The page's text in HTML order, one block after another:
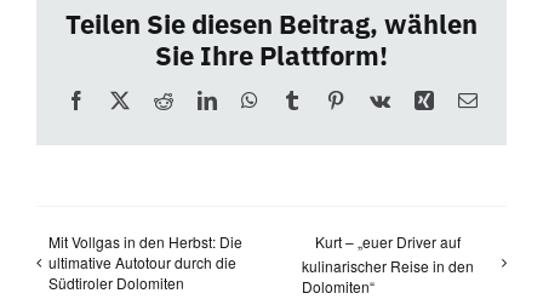
Teilen Sie diesen Beitrag, wählen
Sie Ihre Plattform!
Facebook
X RedditLinkedInWhatsApp
TumblrPinterest
Vk Xing E-
Mit Vollgas in den Herbst: Die
ultimative Autotour durch die
Südtiroler Dolomiten
Kurt – „euer Driver auf
kulinarischer Reise in den
Dolomiten“